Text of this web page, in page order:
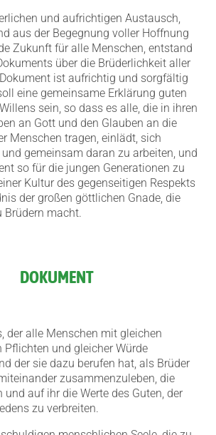
und aufrichtigen Austausch,
aus der Begegnung voller Hoffnung
Zukunft für alle Menschen, entstand
über die Brüderlichkeit aller
Dokument ist aufrichtig und sorgfältig
eine gemeinsame Erklärung guten
sein, so dass es alle, die in ihren
an Gott und den Glauben an die
Menschen tragen, einlädt, sich
gemeinsam daran zu arbeiten, und
so für die jungen Generationen zu
Kultur des gegenseitigen Respekts
der großen göttlichen Gnade, die
Brüdern macht.
DOKUMENT
der alle Menschen mit gleichen
Pflichten und gleicher Würde
der sie dazu berufen hat, als Brüder
zusammenzuleben, die
und auf ihr die Werte des Guten, der
zu verbreiten.